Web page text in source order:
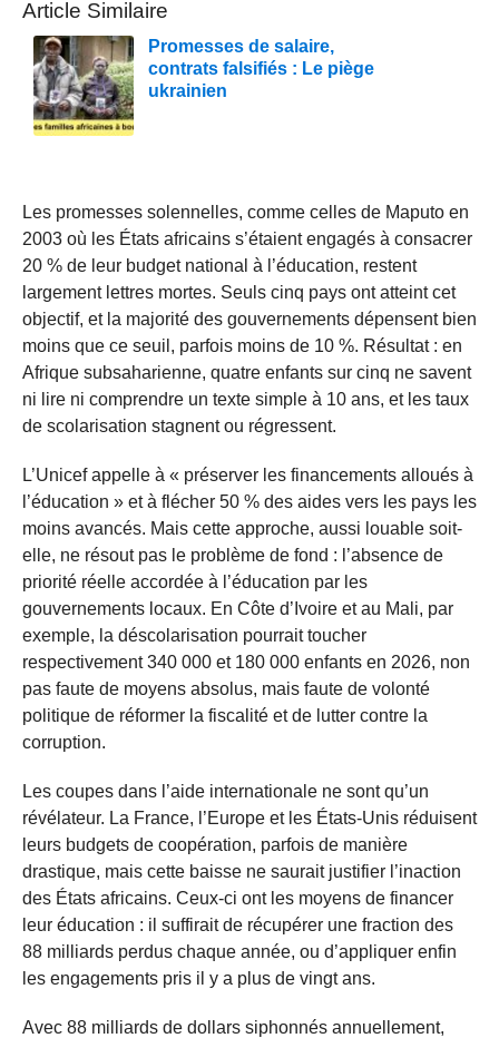
Article Similaire
Promesses de salaire,
contrats falsifiés : Le piège
ukrainien
Les promesses solennelles, comme celles de Maputo en
2003 où les États africains s’étaient engagés à consacrer
20 % de leur budget national à l’éducation, restent
largement lettres mortes. Seuls cinq pays ont atteint cet
objectif, et la majorité des gouvernements dépensent bien
moins que ce seuil, parfois moins de 10 %. Résultat : en
Afrique subsaharienne, quatre enfants sur cinq ne savent
ni lire ni comprendre un texte simple à 10 ans, et les taux
de scolarisation stagnent ou régressent.
L’Unicef appelle à « préserver les financements alloués à
l’éducation » et à flécher 50 % des aides vers les pays les
moins avancés. Mais cette approche, aussi louable soit-
elle, ne résout pas le problème de fond : l’absence de
priorité réelle accordée à l’éducation par les
gouvernements locaux. En Côte d’Ivoire et au Mali, par
exemple, la déscolarisation pourrait toucher
respectivement 340 000 et 180 000 enfants en 2026, non
pas faute de moyens absolus, mais faute de volonté
politique de réformer la fiscalité et de lutter contre la
corruption.
Les coupes dans l’aide internationale ne sont qu’un
révélateur. La France, l’Europe et les États-Unis réduisent
leurs budgets de coopération, parfois de manière
drastique, mais cette baisse ne saurait justifier l’inaction
des États africains. Ceux-ci ont les moyens de financer
leur éducation : il suffirait de récupérer une fraction des
88 milliards perdus chaque année, ou d’appliquer enfin
les engagements pris il y a plus de vingt ans.
Avec 88 milliards de dollars siphonnés annuellement,